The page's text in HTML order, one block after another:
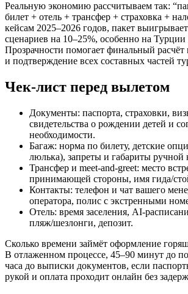
Реальную экономию рассчитываем так:
билет + отель + трансфер + страховка +
кейсам 2025–2026 годов, пакет
сценариев на 10–25%, особенно на
Прозрачности помогает финальный
и подтверждение всех составных частей
Чек‑лист перед вылетом
Документы: паспорта, страховки,
свидетельства о рождении детей и
необходимости.
Багаж: норма по билету, детские
люлька), запреты и габариты ручной
Трансфер и meet‑and‑greet: место
принимающей стороны, имя гида/
Контакты: телефон и чат вашего
оператора, полис с экстренными
Отель: время заселения,
пляж/шезлонги, депозит.
Сколько времени займёт оформление
В отлаженном процессе, 45–90 минут до
часа до выписки документов, если
рукой и оплата проходит онлайн без